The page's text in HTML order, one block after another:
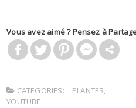
Vous avez aimé ? Pensez à
CATEGORIES: PLANTES,
YOUTUBE